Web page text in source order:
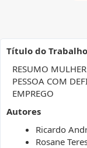
Título do Trabalho
RESUMO
PESSOA COM
EMPREGO
Autores
Ricardo
Rosane